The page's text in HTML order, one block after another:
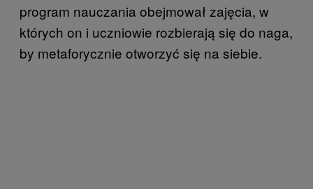
program nauczania obejmował zajęcia, w
których on i uczniowie rozbierają się do naga,
by metaforycznie otworzyć się na siebie.